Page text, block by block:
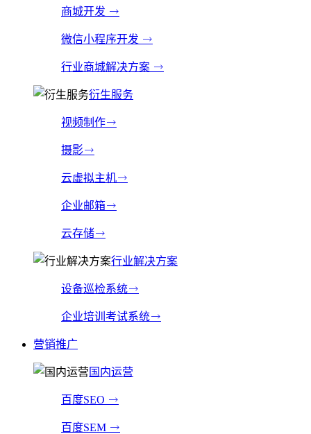
商城开发
微信小程序开发
行业商城解决方案
衍生服务
视频制作
摄影
云虚拟主机
企业邮箱
云存储
行业解决方案
设备巡检系统
企业培训考试系统
营销推广
国内运营
百度SEO
百度SEM